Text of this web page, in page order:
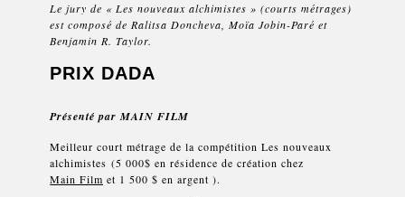
Le jury de « Les nouveaux alchimistes » (courts métrages)
est composé de Ralitsa Doncheva, Moïa Jobin-Paré et
Benjamin R. Taylor.
PRIX DADA
Présenté parMAIN FILM
Meilleur court métrage de la compétition Les nouveaux
alchimistes (5 000$ en résidence de création chez
Main Film et 1 500 $ en argent ).